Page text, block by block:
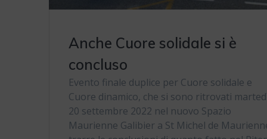
Anche Cuore solidale si è
concluso
Evento finale duplice per Cuore solidale e
Cuore dinamico, che si sono ritrovati
20 settembre 2022 nel nuovo Spazio
Maurienne Galibier a St Michel de